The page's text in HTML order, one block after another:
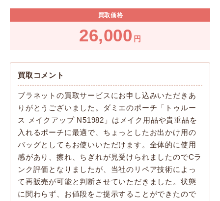
買取価格
26,000 円
買取コメント
ブラネットの買取サービスにお申し込みいただきあ
りがとうございました。ダミエのポーチ「トゥルー
ス メイクアップ N51982」はメイク用品や貴重品を
入れるポーチに最適で、ちょっとしたお出かけ用の
バッグとしてもお使いいただけます。全体的に使用
感があり、擦れ、ちぎれが見受けられましたのでCラ
ンク評価となりましたが、当社のリペア技術によっ
て再販売が可能と判断させていただきました。状態
に関わらず、お値段をご提示することができたので